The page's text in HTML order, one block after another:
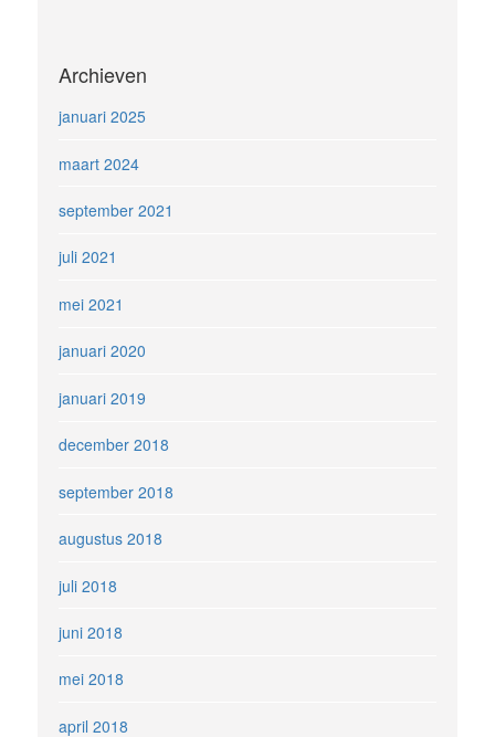
Archieven
januari 2025
maart 2024
september 2021
juli 2021
mei 2021
januari 2020
januari 2019
december 2018
september 2018
augustus 2018
juli 2018
juni 2018
mei 2018
april 2018